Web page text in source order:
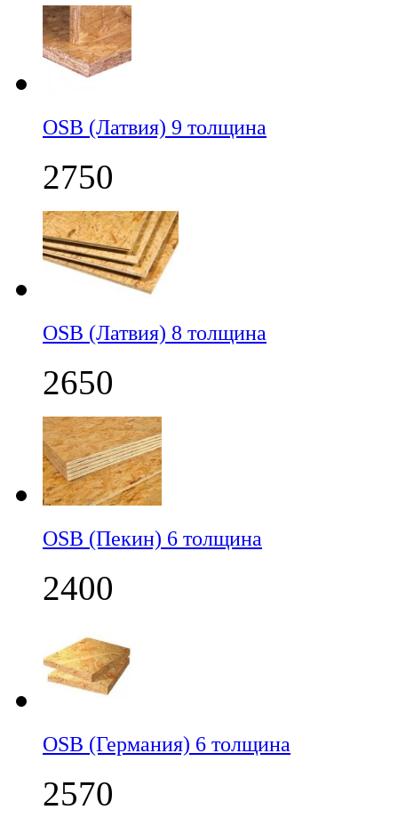
OSB (Латвия) 9 толщина
2750
OSB (Латвия) 8 толщина
2650
OSB (Пекин) 6 толщина
2400
OSB (Германия) 6 толщина
2570